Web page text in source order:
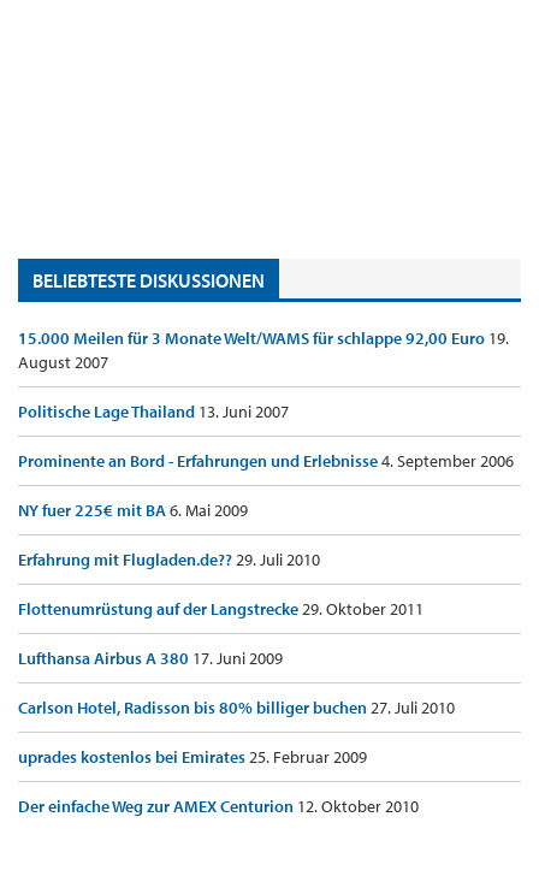
BELIEBTESTE DISKUSSIONEN
15.000 Meilen für 3 Monate Welt/WAMS für schlappe 92,00 Euro 19.
August 2007
Politische Lage Thailand 13. Juni 2007
Prominente an Bord - Erfahrungen und Erlebnisse4. September 2006
NY fuer 225€ mit BA6. Mai 2009
Erfahrung mit Flugladen.de??29. Juli 2010
Flottenumrüstung auf der Langstrecke29. Oktober 2011
Lufthansa Airbus A 380 17. Juni 2009
Carlson Hotel, Radisson bis 80% billiger buchen27. Juli 2010
uprades kostenlos bei Emirates25. Februar 2009
Der einfache Weg zur AMEX Centurion 12. Oktober 2010